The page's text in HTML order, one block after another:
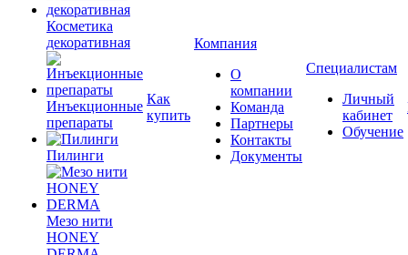
Косметика
декоративная
Инъекционные
препараты
Пилинги
Мезо нити
HONEY
Как
купить
Компания
О
компании
Команда
Партнеры
Контакты
Документы
Специалистам
Личный
кабинет
Обучение